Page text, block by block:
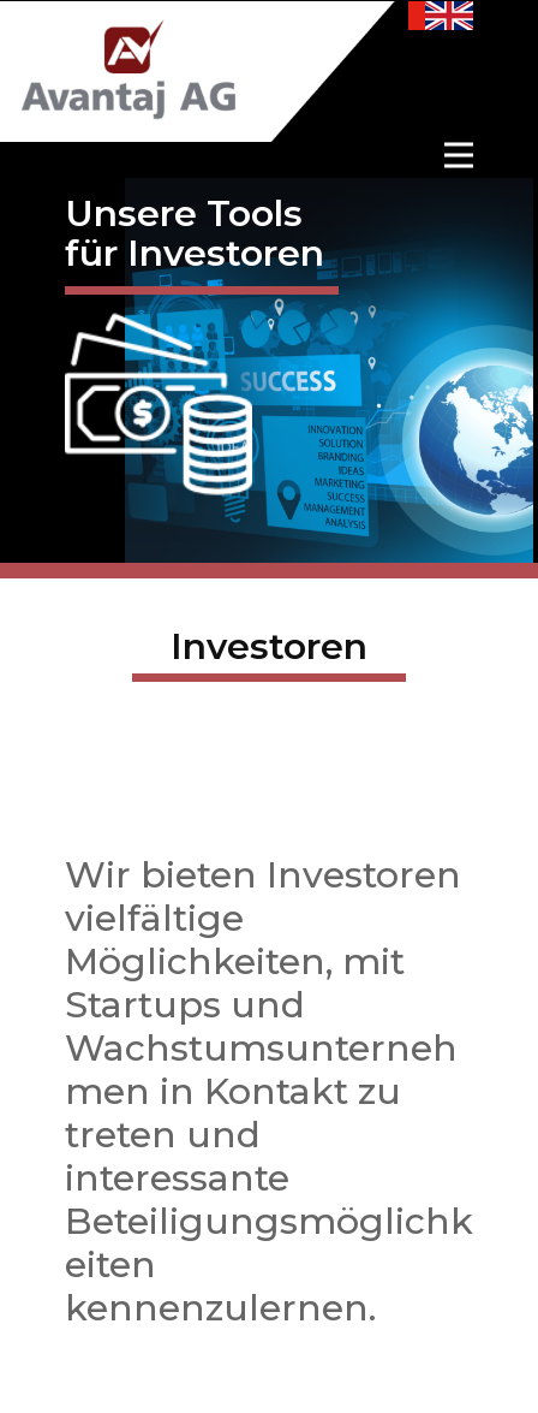
Unsere Tools
für Investoren
Investoren
Wir bieten Investoren
vielfältige
Möglichkeiten, mit
Startups und
Wachstumsunterneh
men in Kontakt zu
treten und
interessante
Beteiligungsmöglichk
eiten
kennenzulernen.